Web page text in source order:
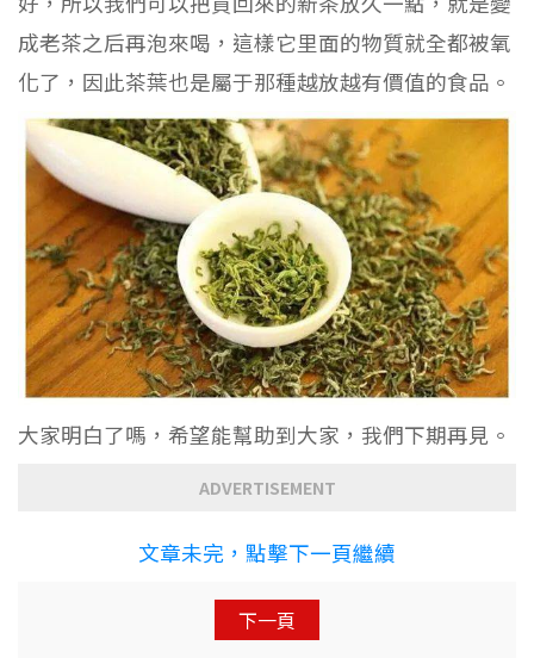
成老茶之后再泡來喝，這樣它里面的物質就全都被氧
化了，因此茶葉也是屬于那種越放越有價值的食品。
大家明白了嗎，希望能幫助到大家，我們下期再見。
ADVERTISEMENT
文章未完，點擊下一頁繼續
下一頁